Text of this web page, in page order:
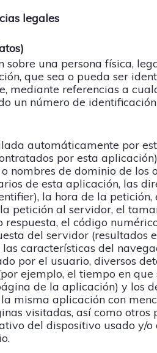
legales
sobre una persona física,
que sea o pueda ser
mediante referencias a
un número de
automáticamente por
por esta
nombres de dominio de los
de esta aplicación, las
la hora de la petición,
petición al servidor, el
respuesta, el código
del servidor (resultados
las características del
por el usuario, diversos
ejemplo, el tiempo en que
de la aplicación) y los
misma aplicación con
visitadas, así como otros
del dispositivo usado y/o